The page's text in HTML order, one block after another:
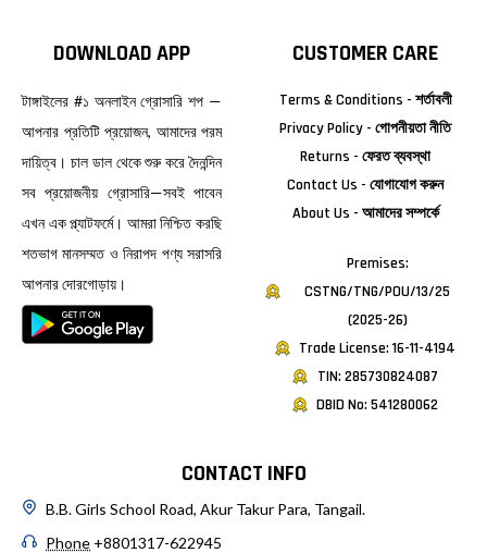
DOWNLOAD APP
টাঙ্গাইলের #১ অনলাইন গ্রোসারি শপ —
আপনার প্রতিটি প্রয়োজন, আমাদের পরম
দায়িত্ব। চাল ডাল থেকে শুরু করে দৈনন্দিন
সব প্রয়োজনীয় গ্রোসারি—সবই পাবেন
এখন এক প্ল্যাটফর্মে। আমরা নিশ্চিত করছি
শতভাগ মানসম্মত ও নিরাপদ পণ্য সরাসরি
আপনার দোরগোড়ায়।
CUSTOMER CARE
Terms & Conditions - শর্তাবলী
Privacy Policy - গোপনীয়তা নীতি
Returns - ফেরত ব্যবস্থা
Contact Us - যোগাযোগ করুন
About Us - আমাদের সম্পর্কে
Premises:
CSTNG/TNG/POU/13/25
(2025-26)
Trade License: 16-11-4194
TIN: 285730824087
DBID No: 541280062
CONTACT INFO
B.B. Girls School Road, Akur Takur Para, Tangail.
Phone +8801317-622945